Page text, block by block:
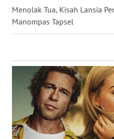
Menolak Tua, Kisah Lansia
Manompas Tapsel
LANGKAT
WN
TAPANULI
SELATAN